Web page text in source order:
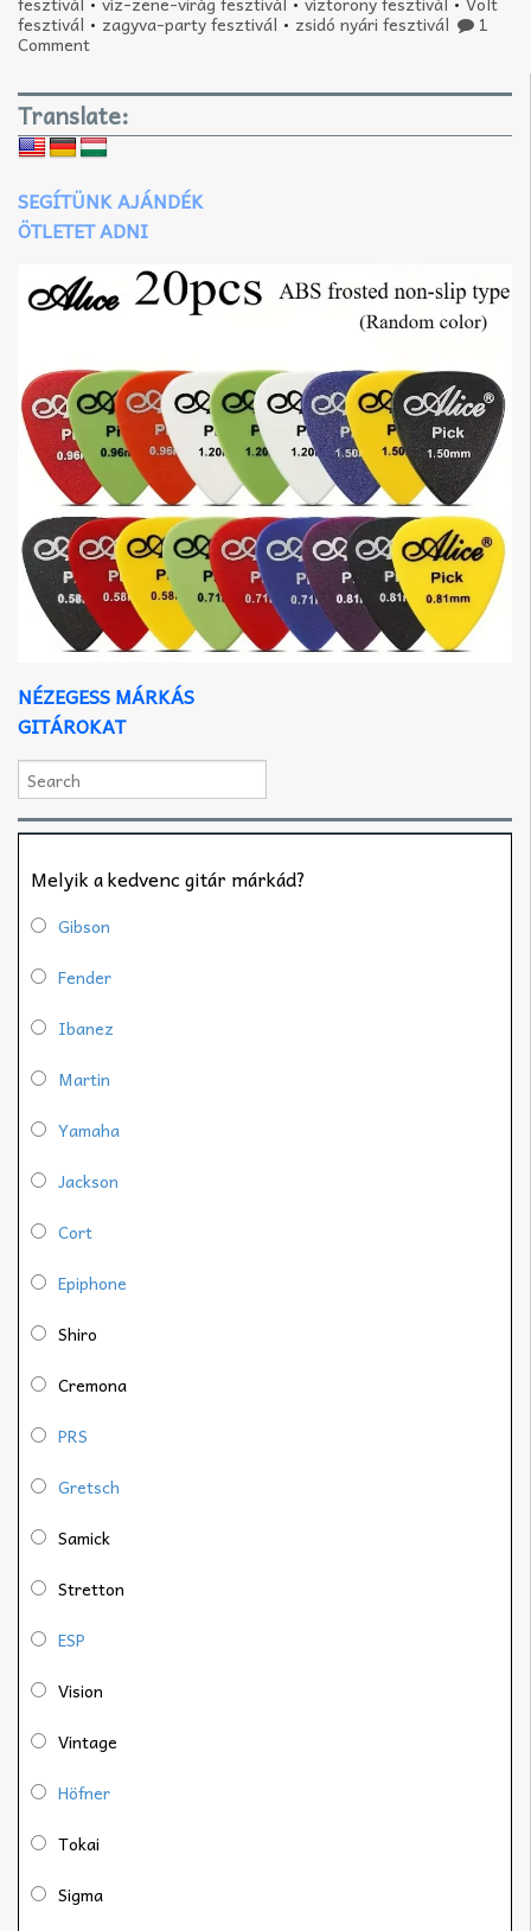
fesztivál • zagyva-party fesztivál • zsidó nyári fesztivál 1
Comment
Translate:
SEGÍTÜNK AJÁNDÉK
ÖTLETET ADNI
NÉZEGESS MÁRKÁS
GITÁROKAT
Melyik a kedvenc gitár márkád?
Gibson
Fender
Ibanez
Martin
Yamaha
Jackson
Cort
Epiphone
Shiro
Cremona
PRS
Gretsch
Samick
Stretton
ESP
Vision
Vintage
Höfner
Tokai
Sigma